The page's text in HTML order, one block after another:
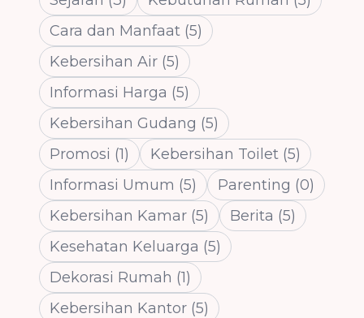
Cara dan Manfaat (5)
Kebersihan Air (5)
Informasi Harga (5)
Kebersihan Gudang (5)
Promosi (1) Kebersihan Toilet (5)
Informasi Umum (5) Parenting (0)
Kebersihan Kamar (5) Berita (5)
Kesehatan Keluarga (5)
Dekorasi Rumah (1)
Kebersihan Kantor (5)